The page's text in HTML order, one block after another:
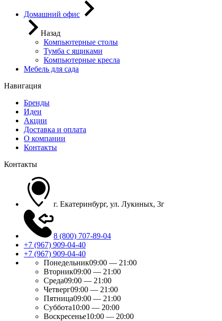
Домашний офис
Назад
Компьютерные столы
Тумба с ящиками
Компьютерные кресла
Мебель для сада
Навигация
Бренды
Идеи
Акции
Доставка и оплата
О компании
Контакты
Контакты
г. Екатеринбург, ул. Лукиных, 3г
8 (800) 707-89-04
+7 (967) 909-04-40
+7 (967) 909-04-40
Понедельник09:00 — 21:00
Вторник09:00 — 21:00
Среда09:00 — 21:00
Четверг09:00 — 21:00
Пятница09:00 — 21:00
Суббота10:00 — 20:00
Воскресенье10:00 — 20:00